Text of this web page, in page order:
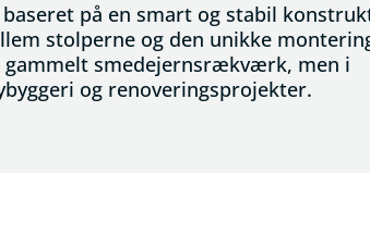
på en smart og stabil
stolperne og den unikke
gammelt smedejernsrækværk, men i
og renoveringsprojekter.